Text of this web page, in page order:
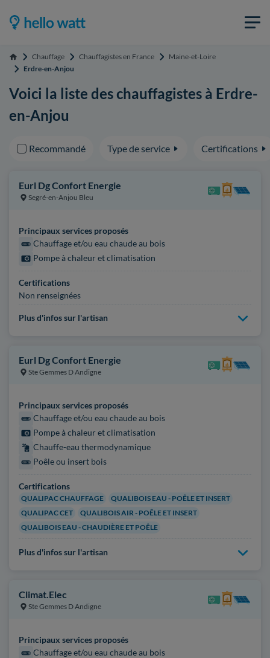
Accueil Chauffage Chauffagistes en France
Maine-et-Loire
Erdre-en-Anjou
Voici la liste des chauffagistes à Erdre-
en-Anjou
Recommandé Type de service Certifications
Eurl Dg Confort Energie
Segré-en-Anjou Bleu
Principaux services proposés
Chauffage et/ou eau chaude au bois
Pompe à chaleur et climatisation
Certifications
Non renseignées
Plus d'infos sur l'artisan
Eurl Dg Confort Energie
Ste Gemmes D Andigne
Principaux services proposés
Chauffage et/ou eau chaude au bois
Pompe à chaleur et climatisation
Chauffe-eau thermodynamique
Poêle ou insert bois
Certifications
QUALIPAC CHAUFFAGE
QUALIBOIS EAU - POÊLE ET INSERT
QUALIPAC CET
QUALIBOIS AIR - POÊLE ET INSERT
QUALIBOIS EAU - CHAUDIÈRE ET POÊLE
Plus d'infos sur l'artisan
Climat.Elec
Ste Gemmes D Andigne
Principaux services proposés
Chauffage et/ou eau chaude au bois